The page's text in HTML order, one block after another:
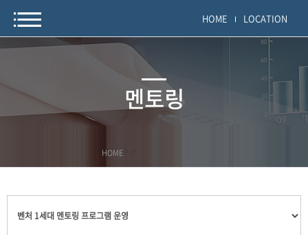
HOME LOCATION
멘토링
HOME > >